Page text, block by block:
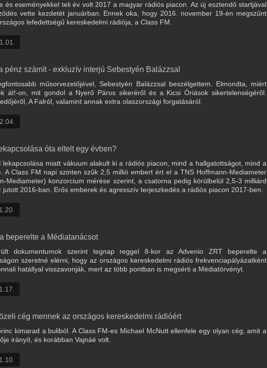
és eseményekkel teli év volt 2017 a magyar rádiós piacon. Az új esztendő startjával
vette kezdetét januárban. Ennek oka, hogy 2016. november 19-én megszűnt
lefedettségű kereskedelmi rádiója, a Class FM.
pénz számít - exkluzív interjú Sebestyén Balázzsal
műsorvezetőjével, Sebestyén Balázzsal beszélgettem. Elmondta, miért
át!-on, mit gondol a Nyerő Páros sikeréről és a Kicsi Óriások sikertelenségéről.
A Falról, valamint annak extra olaszországi forgatásáról.
óta eltelt egy évben?
miatt vákuum alakult ki a rádiós piacon, mind a hallgatottságot, mind a
A Class FM napi szinten szűk 2,5 millió embert ért el a TNS Hoffmann-Mediameter
Mediameter) konzorcium mérése szerint, a csatorna pedig körülbelül 2,5-3 milliárd
2016-ban. Erős emberek és agresszív terjeszkedés a rádiós piacon 2017-ben.
beperelte a Médiatanácsot
dokumentumok szerint tegnap reggel 8-kor az Advenio ZRT beperelte a
szeretné elérni, hogy az országos kereskedelmi rádiós frekvenciapályázatként
hatállyal visszavonják, mert az több pontban is megsérti a Médiatörvényt.
cég mennek az országos kereskedelmi rádióért
kimarad a buliból. A Class FM-es Michael McNutt ellenfele egy olyan cég, amit a
irányít, és korábban Vajnáé volt.